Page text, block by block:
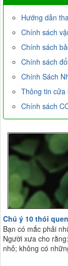
Hướng dẫn
Chính sách
Chính sách
Chính sách
Chính Sách
Thông tin cửa
Chính sách
Chú ý 10 thói
Bạn có mắc phải
Người xưa cho
nhỏ; không có